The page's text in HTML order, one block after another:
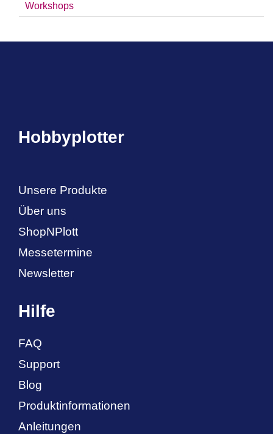
Workshops
Hobbyplotter
Unsere Produkte
Über uns
ShopNPlott
Messetermine
Newsletter
Hilfe
FAQ
Support
Blog
Produktinformationen
Anleitungen